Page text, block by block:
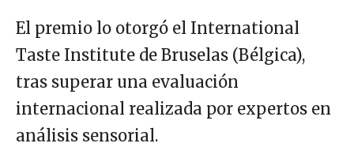
El premio lo otorgó el International
Taste Institute de Bruselas (Bélgica),
tras superar una evaluación
internacional realizada por expertos en
análisis sensorial.